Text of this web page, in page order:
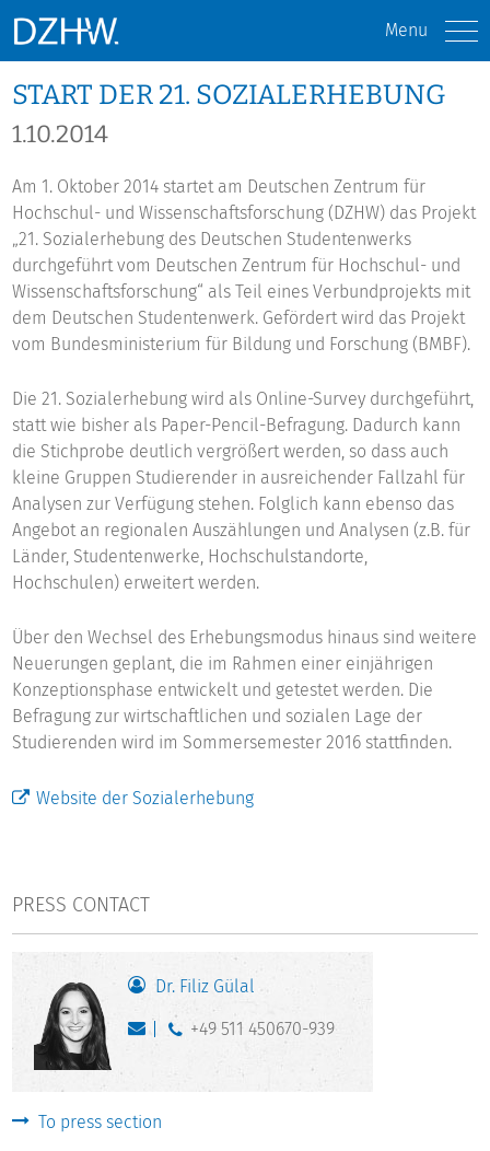
Menu
START DER 21. SOZIALERHEBUNG
1.10.2014
Am 1. Oktober 2014 startet am Deutschen Zentrum für
Hochschul- und Wissenschaftsforschung (DZHW) das Projekt
„21. Sozialerhebung des Deutschen Studentenwerks
durchgeführt vom Deutschen Zentrum für Hochschul- und
Wissenschaftsforschung“ als Teil eines Verbundprojekts mit
dem Deutschen Studentenwerk. Gefördert wird das Projekt
vom Bundesministerium für Bildung und Forschung (BMBF).
Die 21. Sozialerhebung wird als Online-Survey durchgeführt,
statt wie bisher als Paper-Pencil-Befragung. Dadurch kann
die Stichprobe deutlich vergrößert werden, so dass auch
kleine Gruppen Studierender in ausreichender Fallzahl für
Analysen zur Verfügung stehen. Folglich kann ebenso das
Angebot an regionalen Auszählungen und Analysen (z.B. für
Länder, Studentenwerke, Hochschulstandorte,
Hochschulen) erweitert werden.
Über den Wechsel des Erhebungsmodus hinaus sind weitere
Neuerungen geplant, die im Rahmen einer einjährigen
Konzeptionsphase entwickelt und getestet werden. Die
Befragung zur wirtschaftlichen und sozialen Lage der
Studierenden wird im Sommersemester 2016 stattfinden.
Website der Sozialerhebung
PRESS CONTACT
Dr. Filiz Gülal
+49 511 450670-939
To press section